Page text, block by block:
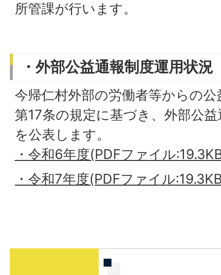
所管課が行います。
・外部公益通報制度運用状況
今帰仁村外部の労働者等からの
第17条の規定に基づき、外部公
を公表します。
・令和6年度(PDFファイル
・令和7年度(PDFファイル